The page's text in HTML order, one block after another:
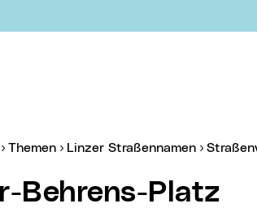
Themen Linzer Straßennamen
Behrens-Platz